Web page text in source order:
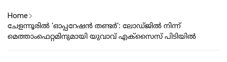
Home
ചേളന്നൂരിൽ ‘ഓപ്പറേഷൻ തണ്ടർ’: ലോഡ്ജിൽ നിന്ന്
മെത്താംഫെറ്റമിനുമായി യുവാവ് എക്സൈസ് പിടിയിൽ